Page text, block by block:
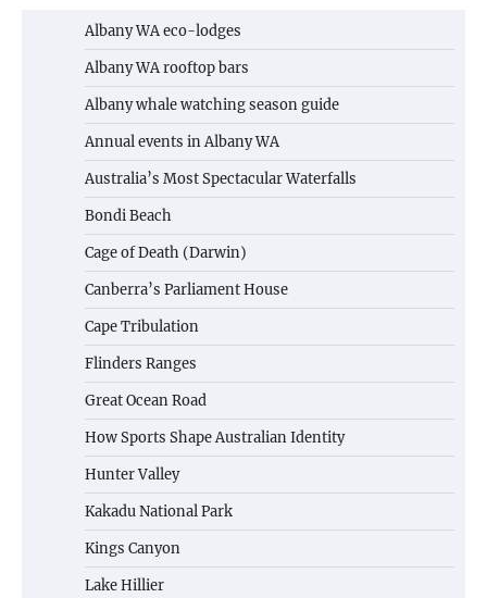
Albany WA eco-lodges
Albany WA rooftop bars
Albany whale watching season guide
Annual events in Albany WA
Australia’s Most Spectacular Waterfalls
Bondi Beach
Cage of Death (Darwin)
Canberra’s Parliament House
Cape Tribulation
Flinders Ranges
Great Ocean Road
How Sports Shape Australian Identity
Hunter Valley
Kakadu National Park
Kings Canyon
Lake Hillier